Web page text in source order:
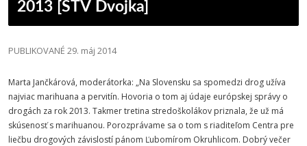
2013 [STV Dvojka]
PUBLIKOVANÉ 29. máj 2014
Marta Jančkárová, moderátorka: „Na Slovensku sa spomedzi drog užíva
najviac marihuana a pervitín. Hovoria o tom aj údaje európskej správy o
drogách za rok 2013. Takmer tretina stredoškolákov priznala, že už má
skúsenosť s marihuanou. Porozprávame sa o tom s riaditeľom Centra pre
liečbu drogových závislostí pánom Ľubomírom Okruhlicom. Dobrý večer